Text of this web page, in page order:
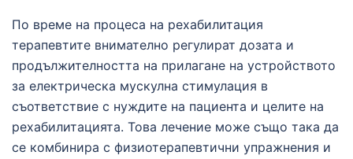
По време на процеса на рехабилитация
терапевтите внимателно регулират дозата и
продължителността на прилагане на устройството
за електрическа мускулна стимулация в
съответствие с нуждите на пациента и целите на
рехабилитацията. Това лечение може също така да
се комбинира с физиотерапевтични упражнения и